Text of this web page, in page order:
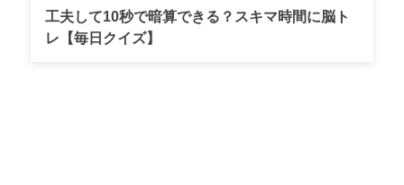
工夫して10秒で暗算できる？スキマ時間に脳ト
レ【毎日クイズ】